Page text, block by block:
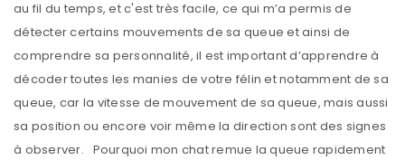
au fil du temps, et c'est très facile, ce qui m’a permis de
détecter certains mouvements de sa queue et ainsi de
comprendre sa personnalité, il est important d’apprendre à
décoder toutes les manies de votre félin et notamment de sa
queue, car la vitesse de mouvement de sa queue, mais aussi
sa position ou encore voir même la direction sont des signes
à observer. Pourquoi mon chat remue la queue rapidement